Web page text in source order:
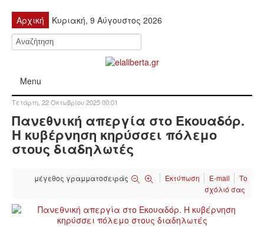
Αρχική Κυριακή, 9 Αύγουστος 2026
Menu
ΚΙΝΗΤΟΠΟΙΉΣΕΙΣ
ΑΝΑΛΎΣΕΙΣ
Τετάρτη, 22 Οκτωβρίου 2025 00:01
Πανεθνική απεργία στο Εκουαδόρ.
Η κυβέρνηση κηρύσσει πόλεμο
στους διαδηλωτές
μέγεθος γραμματοσειράς Εκτύπωση E-mail
Το
σχόλιό σας